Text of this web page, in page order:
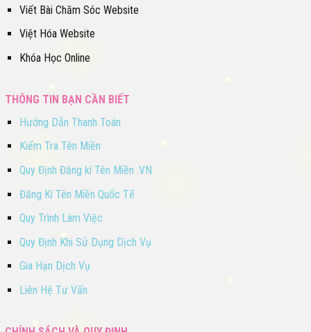
Viết Bài Chăm Sóc Website
Việt Hóa Website
Khóa Học Online
THÔNG TIN BẠN CẦN BIẾT
Hướng Dẫn Thanh Toán
Kiểm Tra Tên Miền
Quy Định Đăng kí Tên Miền .VN
Đăng Kí Tên Miền Quốc Tế
Quy Trình Làm Việc
Quy Định Khi Sử Dụng Dịch Vụ
Gia Hạn Dịch Vụ
Liên Hệ Tư Vấn